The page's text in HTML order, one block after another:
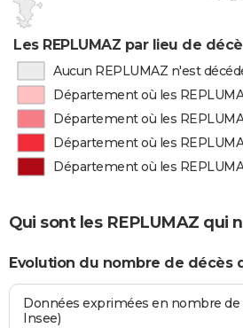
Les REPLUMAZ par lieu de
Aucun REPLUMAZ n'est
Département où les
Département où les
Département où les
Département où les
Qui sont les REPLUMAZ qui
Evolution du nombre de décès
Données exprimées en nombre de
Insee)